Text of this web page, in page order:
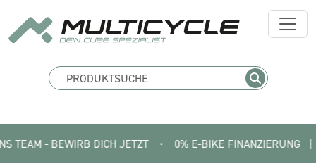
- BEWIRB DICH JETZT • 0% E-BIKE FINANZIERUNG   |